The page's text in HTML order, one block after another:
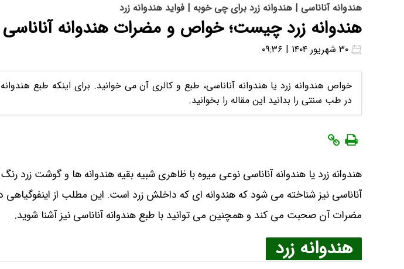
هندوانه آناناسی | هندوانه زرد برای چی خوبه | فواید هندوانه زرد
هندوانه زرد چیست؛ خواص و مضرات هندوانه آناناسی
خواص هندوانه زرد یا هندوانه آناناسی، طبع و کالری آن می خوانید. برای اینکه طبع
در طب سنتی را بدانید این مقاله را بخوانید.
هندوانه زرد یا هندوانه آناناسی نوعی میوه با ظاهری شبیه بقیه هندوانه ها و گوشت زرد
آناناسی نیز شناخته می شود که هندوانه ای که داخلش زرد است. این مطلب از اینفوگیاهی
مضرات آن صحبت می کند و همچنین می توانید با طبع هندوانه آناناسی نیز آشنا شوید.
هندوانه زرد